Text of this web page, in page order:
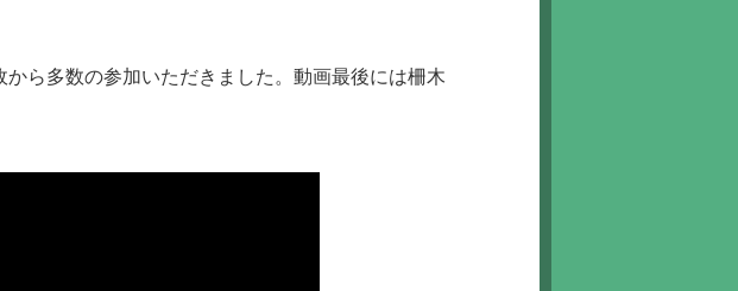
ら多数の参加いただきました。動画最後には柵木